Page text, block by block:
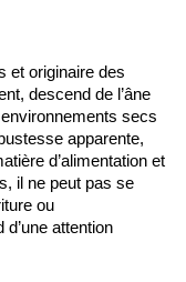
et originaire des
descend de l’âne
secs
apparente,
d’alimentation et
il ne peut pas se
ou
d’une attention